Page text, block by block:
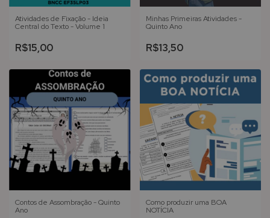
Atividades de Fixação - Ideia
Central do Texto - Volume 1
R$15,00
Minhas Primeiras Atividades -
Quinto Ano
R$13,50
Contos de Assombração - Quinto
Ano
Como produzir uma BOA
NOTÍCIA